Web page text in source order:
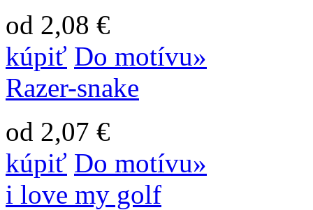
od 2,08 €
kúpiť Do motívu»
Razer-snake
od 2,07 €
kúpiť Do motívu»
i love my golf